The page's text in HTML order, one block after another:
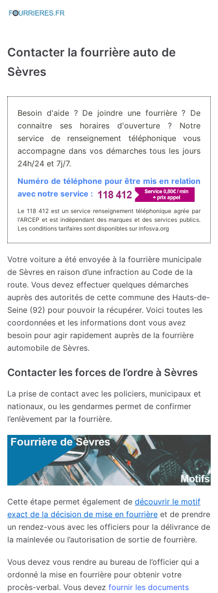
Aller
Contacter la fourrière auto de
Sèvres
Besoin d'aide ? De joindre une fourrière ? De
connaitre ses horaires d'ouverture ? Notre
service de renseignement téléphonique vous
accompagne dans vos démarches tous les jours
24h/24 et 7j/7.
Numéro de téléphone pour être mis en relation
avec notre service :
Le 118 412 est un service renseignement téléphonique agrée par
l'ARCEP et est indépendant des marques et des services publics.
Les conditions tarifaires sont disponibles sur infosva.org
Votre voiture a été envoyée à la fourrière municipale
de Sèvres en raison d’une infraction au Code de la
route. Vous devez effectuer quelques démarches
auprès des autorités de cette commune des Hauts-de-
Seine (92) pour pouvoir la récupérer. Voici toutes les
coordonnées et les informations dont vous avez
besoin pour agir rapidement auprès de la fourrière
automobile de Sèvres.
Contacter les forces de l’ordre à Sèvres
La prise de contact avec les policiers, municipaux et
nationaux, ou les gendarmes permet de confirmer
l’enlèvement par la fourrière.
Cette étape permet également de découvrir le motif
exact de la décision de mise en fourrière et de prendre
un rendez-vous avec les officiers pour la délivrance de
la mainlevée ou l’autorisation de sortie de fourrière.
Vous devez vous rendre au bureau de l’officier qui a
ordonné la mise en fourrière pour obtenir votre
procès-verbal. Vous devez fournir les documents